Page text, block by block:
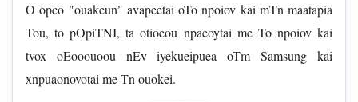
O opco "ouakeun" avapeetai oTo npoiov kai mTn maatapia
Tou, to pOpiTNI, ta otioeou npaeoytai me To npoiov kai
tvox oEooouoou nEv iyekueipuea oTm Samsung kai
xnpuaonovotai me Tn ouokei.